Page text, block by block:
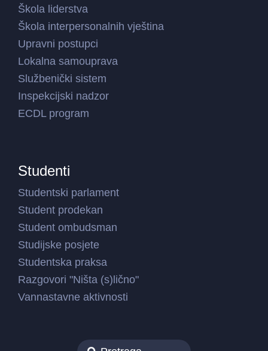
Škola liderstva
Škola interpersonalnih vještina
Upravni postupci
Lokalna samouprava
Službenički sistem
Inspekcijski nadzor
ECDL program
Studenti
Studentski parlament
Student prodekan
Student ombudsman
Studijske posjete
Studentska praksa
Razgovori "Ništa (s)lično"
Vannastavne aktivnosti